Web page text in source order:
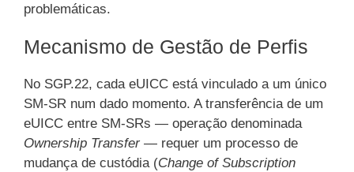
problemáticas.
Mecanismo de Gestão de Perfis
No SGP.22, cada eUICC está vinculado a um único
SM-SR num dado momento. A transferência de um
eUICC entre SM-SRs — operação denominada
Ownership Transfer— requer um processo de
mudança de custódia (Change of Subscription